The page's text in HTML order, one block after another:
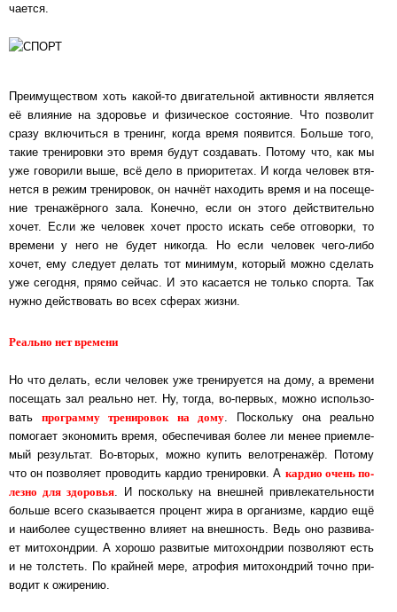
ча­ет­ся.
Преимуществом хоть какой-то двигательной ак­тив­нос­ти яв­ля­ет­ся
её влияние на здо­ро­вье и фи­зи­чес­кое сос­то­я­ние. Что позволит
сразу вклю­чить­ся в тренинг, когда время по­явит­ся. Боль­ше того,
такие тре­ни­ров­ки это время будут соз­да­вать. Потому что, как мы
уже го­во­ри­ли выше, всё дело в при­о­ри­те­тах. И когда че­ло­век втя­
нет­ся в режим тре­ни­ро­вок, он начнёт на­хо­дить время и на по­се­ще­
ние тре­на­жёр­но­го зала. Ко­неч­но, если он этого дейст­ви­тель­но
хочет. Если же че­ло­век хочет просто ис­кать себе от­го­вор­ки, то
вре­ме­ни у него не будет ни­ког­да. Но если че­ло­век чего-либо
хочет, ему сле­ду­ет делать тот ми­ни­мум, ко­то­рый можно сделать
уже се­год­ня, прямо сей­час. И это ка­са­ет­ся не только спорта. Так
нужно дейст­во­вать во всех сфе­рах жиз­ни.
Реально нет времени
Но что делать, если человек уже тренируется на дому, а вре­ме­ни
по­се­щать зал реально нет. Ну, тогда, во-пер­вых, можно ис­поль­зо­
ватьпрог­рам­му тре­ни­ро­вок на до­му. Пос­коль­ку она ре­аль­но
помогает эко­но­мить время, обес­пе­чи­вая более ли менее при­ем­ле­
мый ре­зуль­тат. Во-вто­рых, можно купить вело­тре­на­жёр. Потому
что он поз­во­ля­ет про­во­дить кардио тре­ни­ров­ки. А кар­дио очень по­
лез­но для здо­ро­вья. И пос­коль­ку на внеш­ней прив­ле­ка­тель­нос­ти
боль­ше всего ска­зы­ва­ет­ся процент жира в ор­га­низ­ме, кардио ещё
и на­и­бо­лее су­щест­вен­но влияет на внеш­ность. Ведь оно раз­ви­ва­
ет мито­хонд­рии. А хорошо раз­ви­тые ми­то­хонд­рии поз­во­ля­ют есть
и не тол­с­теть. По край­ней мере, ат­ро­фия ми­то­хонд­рий точно при­
во­дит к ожи­ре­нию.